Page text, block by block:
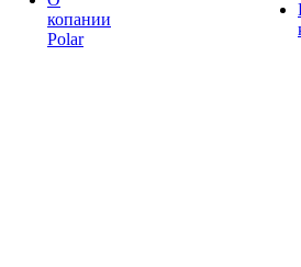
копании
Polar